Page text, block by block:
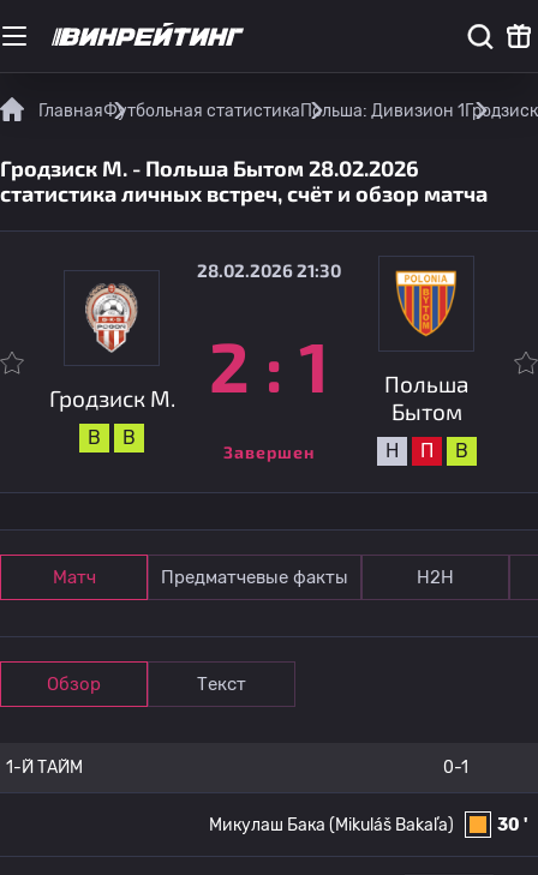
ГлавнаяФутбольная статистикаПольша: Дивизион 1
Гродзиск М. - Польша Бытом 28.02.2026
статистика личных встреч, счёт и обзор матча
Гродзиск М.
В В
28.02.2026 21:30
2 : 1
Завершен
Польша
Бытом
Н П В
Матч Предматчевые факты Н2Н
Обзор Текст
1-Й ТАЙМ 0-1
30 '
Микулаш Бака (Mikuláš Bakaľa)